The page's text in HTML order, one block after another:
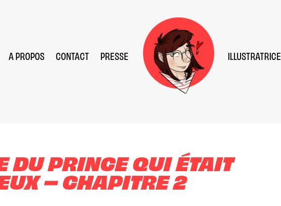
A PROPOS CONTACT PRESSE ILLUSTRATRICE
DU PRINCE QUI ÉTAIT
– CHAPITRE 2